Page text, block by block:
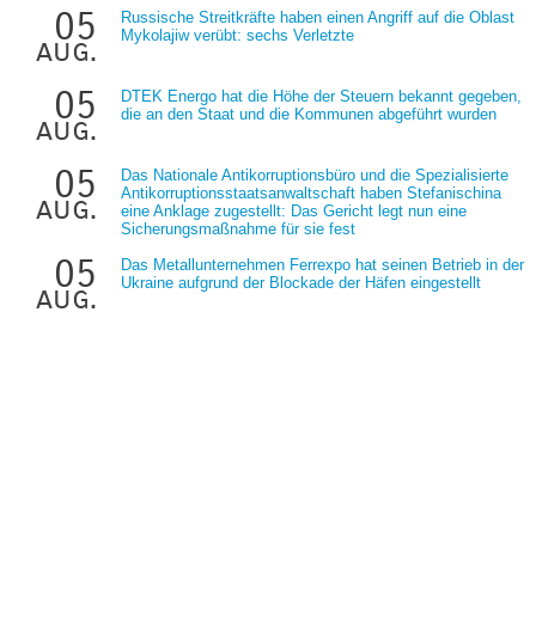
05
aug.
Russische Streitkräfte haben einen Angriff auf die Oblast
Mykolajiw verübt: sechs Verletzte
05
aug.
DTEK Energo hat die Höhe der Steuern bekannt gegeben,
die an den Staat und die Kommunen abgeführt wurden
05
aug.
Das Nationale Antikorruptionsbüro und die Spezialisierte
Antikorruptionsstaatsanwaltschaft haben Stefanischina
eine Anklage zugestellt: Das Gericht legt nun eine
Sicherungsmaßnahme für sie fest
05
aug.
Das Metallunternehmen Ferrexpo hat seinen Betrieb in der
Ukraine aufgrund der Blockade der Häfen eingestellt